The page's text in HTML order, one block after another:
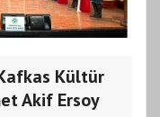
Kültür
Akif Ersoy